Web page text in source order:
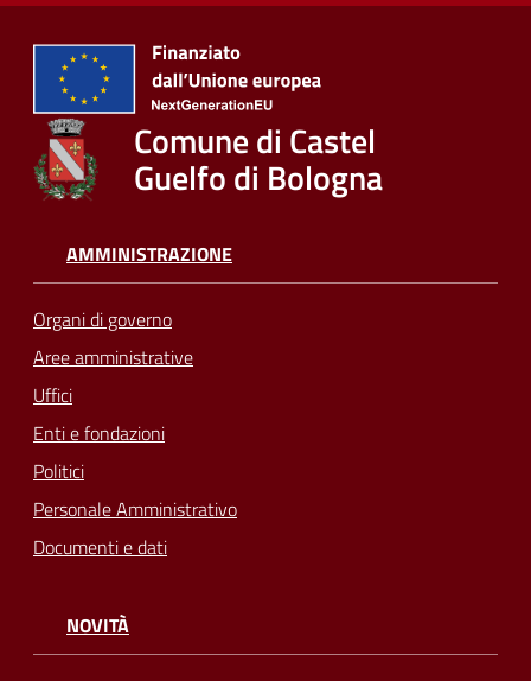
Comune di Castel
Guelfo di Bologna
AMMINISTRAZIONE
Organi di governo
Aree amministrative
Uffici
Enti e fondazioni
Politici
Personale Amministrativo
Documenti e dati
NOVITÀ